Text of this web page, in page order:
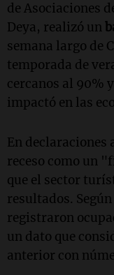
de Asociaciones
Deya, realizó un
semana largo de
temporada de
cercanos al 90%
impactó en las
En declaraciones
receso como un
que el sector
resultados.
registraron
un dato que
anterior con